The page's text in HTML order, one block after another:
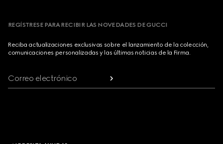
REGÍSTRESE PARA RECIBIR LAS NOVEDADES DE GUCCI
Reciba actualizaciones exclusivas sobre el lanzamiento de la colección,
comunicaciones personalizadas y las últimas noticias de la Firma.
Correo electrónico